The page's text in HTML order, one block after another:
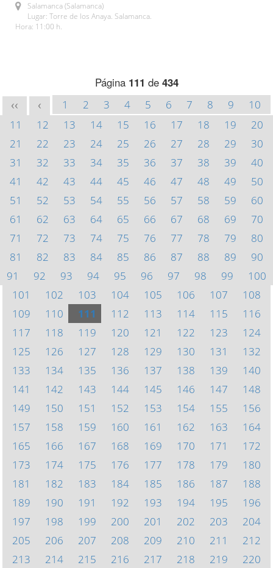
Salamanca (Salamanca)
Lugar: Torre de los Anaya. Salamanca.
Hora: 11:00 h.
Página 111 de 434
<< < 1 2 3 4 5 6 7 8 9
10
11
12 13 14 15 16 17 18 19
20
21
22 23 24 25 26 27 28 29
30
31
32 33 34 35 36 37 38 39
40
41
42 43 44 45 46 47 48 49
50
51
52 53 54 55 56 57 58 59
60
61
62 63 64 65 66 67 68 69
70
71
72 73 74 75 76 77 78 79
80
81
82 83 84 85 86 87 88 89
90
91
92 93 94 95 96 97 98 99
100
101
102 103 104 105 106 107
108
109
110 111 112 113 114 115
116
117
118 119 120 121 122 123
124
125
126 127 128 129 130 131
132
133
134 135 136 137 138 139
140
141
142 143 144 145 146 147
148
149
150 151 152 153 154 155
156
157
158 159 160 161 162 163
164
165
166 167 168 169 170 171
172
173
174 175 176 177 178 179
180
181
182 183 184 185 186 187
188
189
190 191 192 193 194 195
196
197
198 199 200 201 202 203
204
205
206 207 208 209 210 211
212
213
214 215 216 217 218 219 220